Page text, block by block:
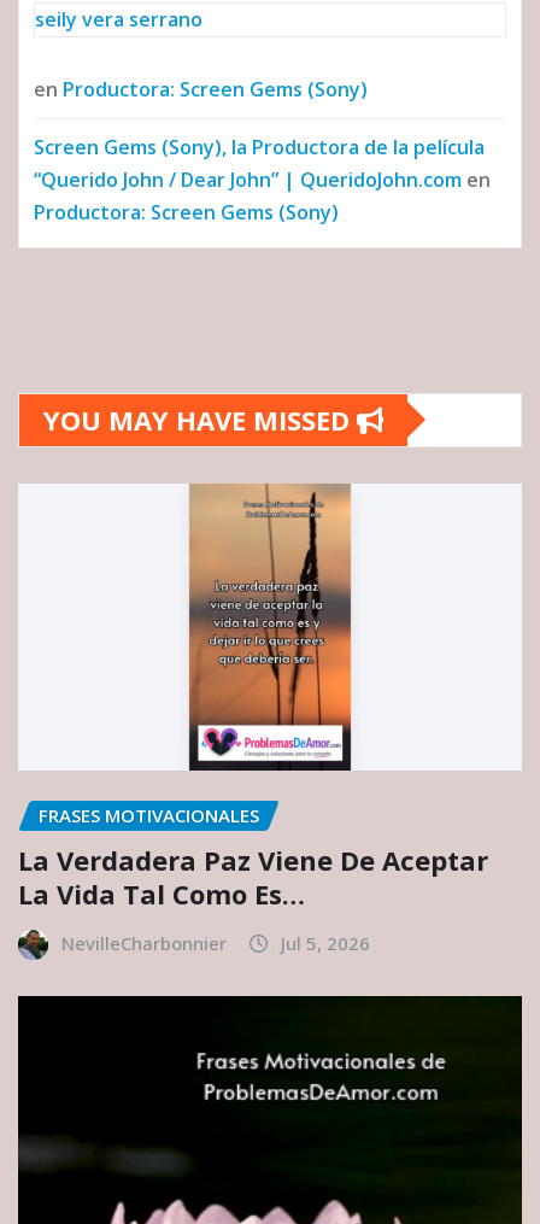
seily vera serrano
en Productora: Screen Gems (Sony)
Screen Gems (Sony), la Productora de la película
“Querido John / Dear John” | QueridoJohn.com en
Productora: Screen Gems (Sony)
YOU MAY HAVE MISSED
FRASES MOTIVACIONALES
La Verdadera Paz Viene De Aceptar
La Vida Tal Como Es…
NevilleCharbonnier Jul 5, 2026